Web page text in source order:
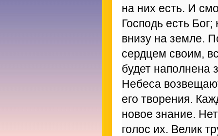
на них есть. И
Господь есть
внизу на земле.
сердцем своим,
будет наполнена
Небеса
его творения.
новое знание.
голос их. Велик